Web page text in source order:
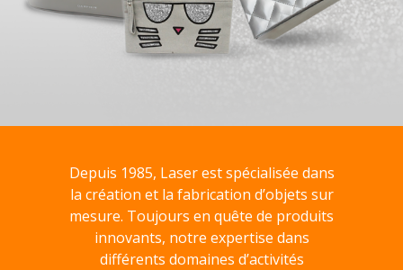
Depuis 1985, Laser est spécialisée dans
la création et la fabrication d’objets sur
mesure. Toujours en quête de produits
innovants, notre expertise dans
différents domaines d’activités